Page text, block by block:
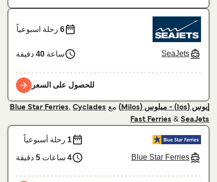
SeaJets
6رحلة اسبوعياً
ساعة40دقيقة
للحصول على السعر
إيوس (Ios) - ميلوس (Milos) مع Blue Star Ferries,Cyclades
Fast Ferries &SeaJets
Blue Star Ferries
1رحلة أسبوعياً
4 ساعات5دقيقة